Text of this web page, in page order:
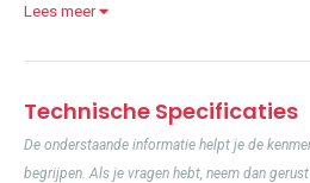
Lees meer
Technische Specificaties
De onderstaande informatie helpt je de
begrijpen. Als je vragen hebt, neem dan